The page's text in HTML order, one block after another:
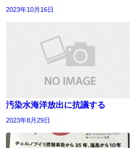
2023年10月16日
汚染水海洋放出に抗議する
2023年8月29日